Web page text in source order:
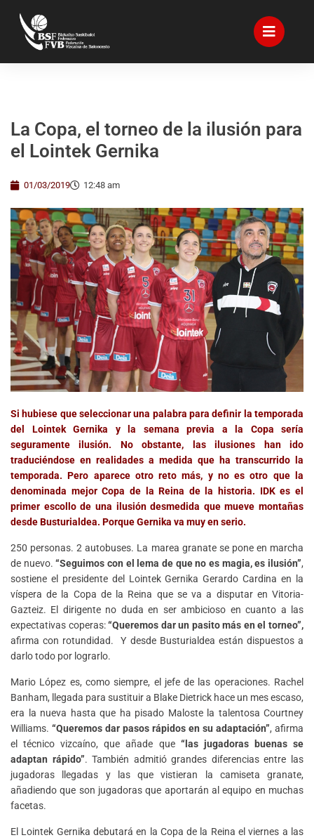
La Copa, el torneo de la ilusión para
el Lointek Gernika
01/03/2019 12:48 am
Si hubiese que seleccionar una palabra para definir la temporada
del Lointek Gernika y la semana previa a la Copa sería
seguramente ilusión. No obstante, las ilusiones han ido
traduciéndose en realidades a medida que ha transcurrido la
temporada. Pero aparece otro reto más, y no es otro que la
denominada mejor Copa de la Reina de la historia. IDK es el
primer escollo de una ilusión desmedida que mueve montañas
desde Busturialdea. Porque Gernika va muy en serio.
250 personas. 2 autobuses. La marea granate se pone en marcha
de nuevo.“Seguimos con el lema de que no es magia, es ilusión”,
sostiene el presidente del Lointek Gernika Gerardo Cardina en la
víspera de la Copa de la Reina que se va a disputar en Vitoria-
Gazteiz. El dirigente no duda en ser ambicioso en cuanto a las
expectativas coperas:“Queremos dar un pasito más en el torneo”,
afirma con rotundidad. Y desde Busturialdea están dispuestos a
darlo todo por lograrlo.
Mario López es, como siempre, el jefe de las operaciones. Rachel
Banham, llegada para sustituir a Blake Dietrick hace un mes escaso,
era la nueva hasta que ha pisado Maloste la talentosa Courtney
Williams. “Queremos dar pasos rápidos en su adaptación”, afirma
el técnico vizcaíno, que añade que “las jugadoras buenas se
adaptan rápido”. También admitió grandes diferencias entre las
jugadoras llegadas y las que vistieran la camiseta granate,
añadiendo que son jugadoras que aportarán al equipo en muchas
facetas.
El Lointek Gernika debutará en la Copa de la Reina el viernes a las